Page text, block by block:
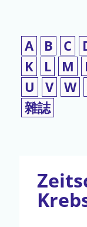
A B C
K
L M
U
V W
雜誌